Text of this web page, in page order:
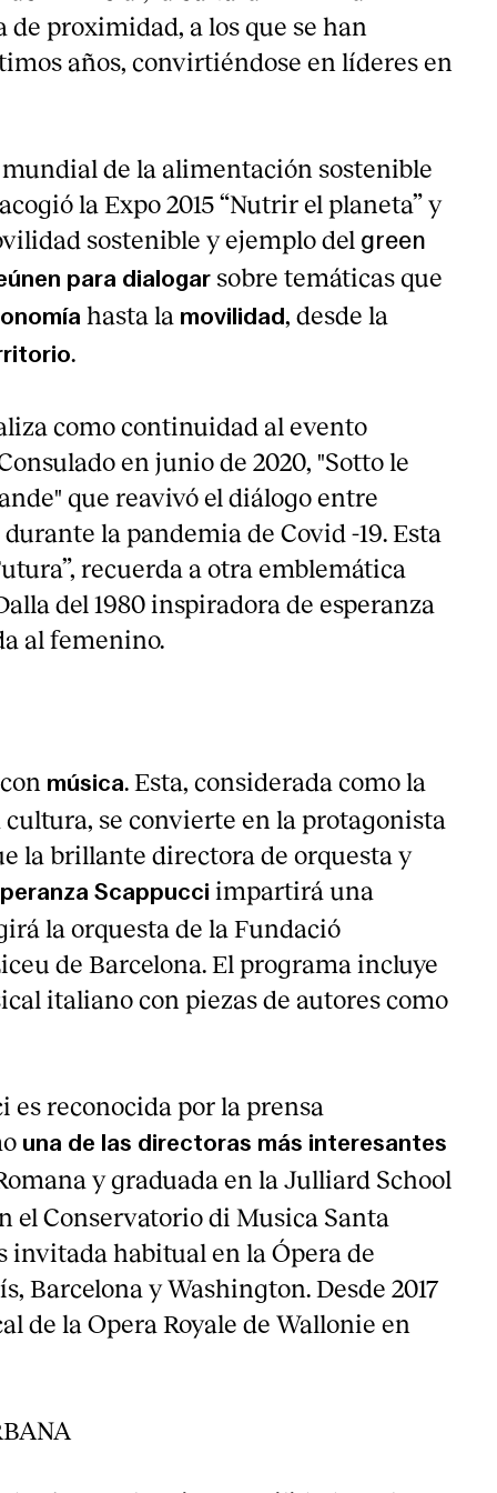
proximidad, a los que se han
años, convirtiéndose en líderes en
de la alimentación sostenible
la Expo 2015 “Nutrir el planeta” y
sostenible y ejemplo del green
para dialogar sobre temáticas que
hasta la movilidad, desde la
.
como continuidad al evento
en junio de 2020, "Sotto le
que reavivó el diálogo entre
la pandemia de Covid -19. Esta
recuerda a otra emblemática
del 1980 inspiradora de esperanza
al femenino.
música. Esta, considerada como la
se convierte en la protagonista
la brillante directora de orquesta y
Scappucci impartirá una
la orquesta de la Fundació
de Barcelona. El programa incluye
italiano con piezas de autores como
es reconocida por la prensa
una de las directoras más interesantes
y graduada en la Julliard School
el Conservatorio di Musica Santa
invitada habitual en la Ópera de
Barcelona y Washington. Desde 2017
de la Opera Royale de Wallonie en